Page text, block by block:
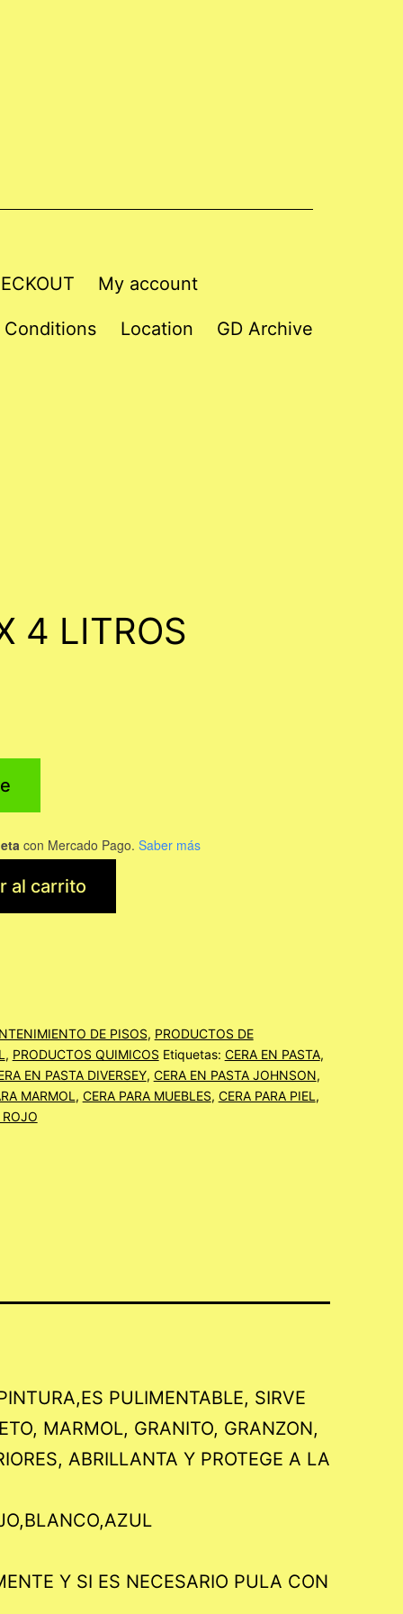
My account
Conditions Location GD Archive
4 LITROS
con Mercado Pago. Saber más
al carrito
DE PISOS, PRODUCTOS DE
, PRODUCTOS QUIMICOS Etiquetas: CERA EN PASTA,
EN PASTA DIVERSEY, CERA EN PASTA JOHNSON,
MARMOL , CERA PARA MUEBLES, CERA PARA PIEL ,
ROJO
PULIMENTABLE, SIRVE
MARMOL, GRANITO, GRANZON,
ABRILLANTA Y PROTEGE A LA
Y SI ES NECESARIO PULA CON